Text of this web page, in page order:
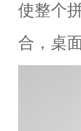
使整个
合，桌